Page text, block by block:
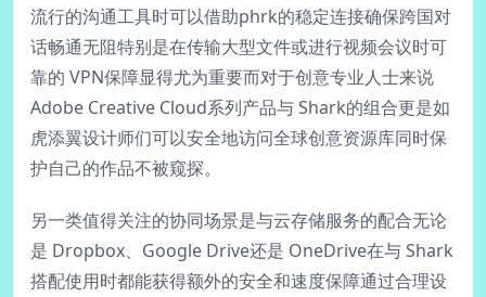
流行的沟通工具时可以借助phrk的稳定连接确保跨国对
话畅通无阻特别是在传输大型文件或进行视频会议时可
靠的 VPN保障显得尤为重要而对于创意专业人士来说
Adobe Creative Cloud系列产品与 Shark的组合更是如
虎添翼设计师们可以安全地访问全球创意资源库同时保
护自己的作品不被窥探。
另一类值得关注的协同场景是与云存储服务的配合无论
是 Dropbox、Google Drive还是 OneDrive在与 Shark
搭配使用时都能获得额外的安全和速度保障通过合理设